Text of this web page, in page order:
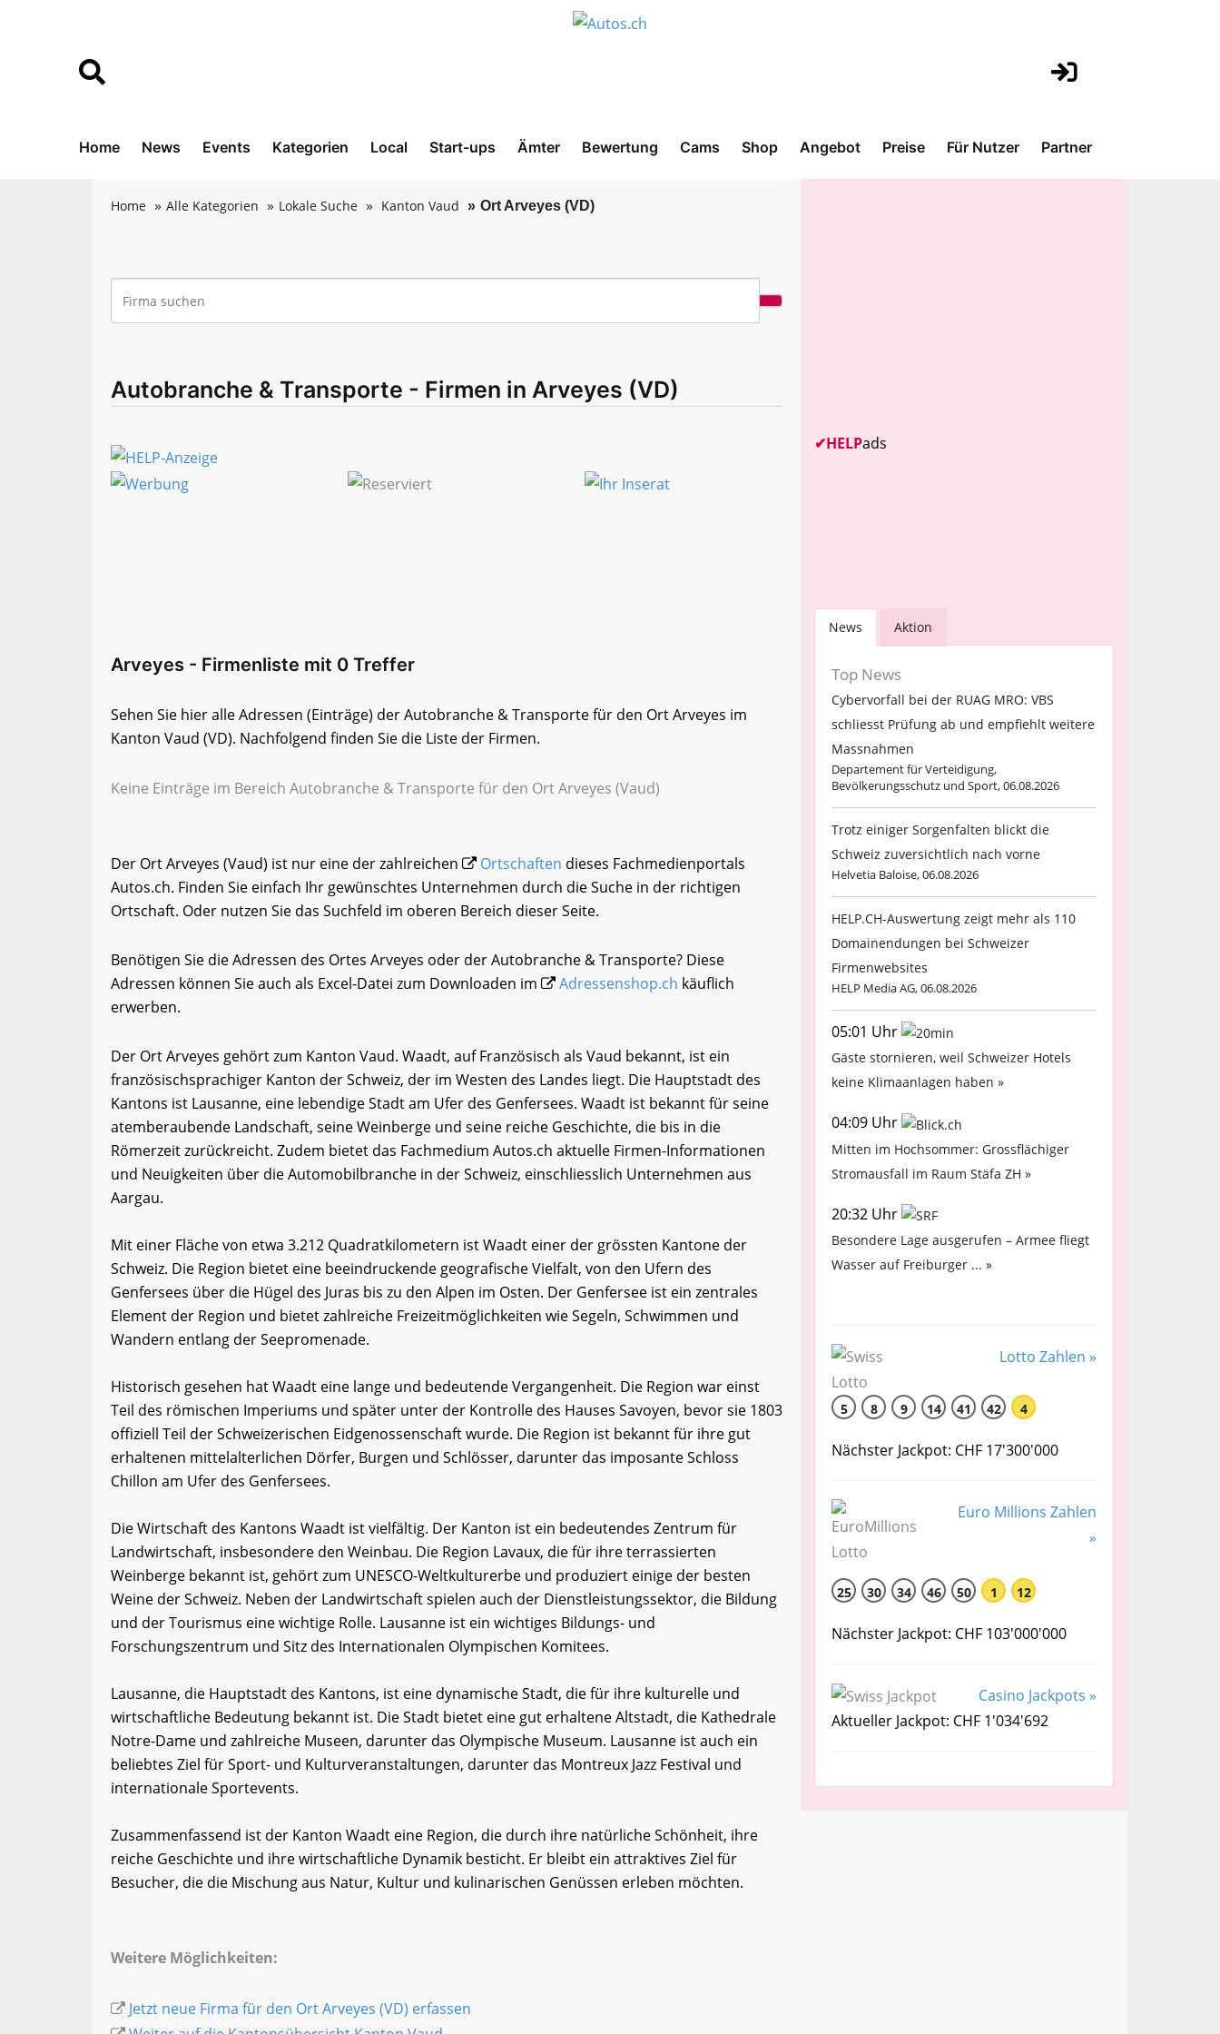
Home News Events Kategorien Local Start-ups Ämter Bewertung Cams Shop Angebot Preise Für Nutzer Partner
Home Alle Kategorien Lokale Suche Kanton Vaud Ort Arveyes (VD)
Autobranche & Transporte - Firmen in Arveyes (VD)
Arveyes - Firmenliste mit 0 Treffer
Sehen Sie hier alle Adressen (Einträge) der Autobranche & Transporte für den Ort Arveyes im
Kanton Vaud (VD). Nachfolgend finden Sie die Liste der Firmen.
Keine Einträge im Bereich Autobranche & Transporte für den Ort Arveyes (Vaud)
Der Ort Arveyes (Vaud) ist nur eine der zahlreichen Ortschaften dieses Fachmedienportals
Autos.ch. Finden Sie einfach Ihr gewünschtes Unternehmen durch die Suche in der richtigen
Ortschaft. Oder nutzen Sie das Suchfeld im oberen Bereich dieser Seite.
Benötigen Sie die Adressen des Ortes Arveyes oder der Autobranche & Transporte? Diese
Adressen können Sie auch als Excel-Datei zum Downloaden im
Adressenshop.ch käuflich
erwerben.
Der Ort Arveyes gehört zum Kanton Vaud. Waadt, auf Französisch als Vaud bekannt, ist ein
französischsprachiger Kanton der Schweiz, der im Westen des Landes liegt. Die Hauptstadt des
Kantons ist Lausanne, eine lebendige Stadt am Ufer des Genfersees. Waadt ist bekannt für seine
atemberaubende Landschaft, seine Weinberge und seine reiche Geschichte, die bis in die
Römerzeit zurückreicht. Zudem bietet das Fachmedium Autos.ch aktuelle Firmen-Informationen
und Neuigkeiten über die Automobilbranche in der Schweiz, einschliesslich Unternehmen aus
Aargau.
Mit einer Fläche von etwa 3.212 Quadratkilometern ist Waadt einer der grössten Kantone der
Schweiz. Die Region bietet eine beeindruckende geografische Vielfalt, von den Ufern des
Genfersees über die Hügel des Juras bis zu den Alpen im Osten. Der Genfersee ist ein zentrales
Element der Region und bietet zahlreiche Freizeitmöglichkeiten wie Segeln, Schwimmen und
Wandern entlang der Seepromenade.
Historisch gesehen hat Waadt eine lange und bedeutende Vergangenheit. Die Region war einst
Teil des römischen Imperiums und später unter der Kontrolle des Hauses Savoyen, bevor sie 1803
offiziell Teil der Schweizerischen Eidgenossenschaft wurde. Die Region ist bekannt für ihre gut
erhaltenen mittelalterlichen Dörfer, Burgen und Schlösser, darunter das imposante Schloss
Chillon am Ufer des Genfersees.
Die Wirtschaft des Kantons Waadt ist vielfältig. Der Kanton ist ein bedeutendes Zentrum für
Landwirtschaft, insbesondere den Weinbau. Die Region Lavaux, die für ihre terrassierten
Weinberge bekannt ist, gehört zum UNESCO-Weltkulturerbe und produziert einige der besten
Weine der Schweiz. Neben der Landwirtschaft spielen auch der Dienstleistungssektor, die Bildung
und der Tourismus eine wichtige Rolle. Lausanne ist ein wichtiges Bildungs- und
Forschungszentrum und Sitz des Internationalen Olympischen Komitees.
Lausanne, die Hauptstadt des Kantons, ist eine dynamische Stadt, die für ihre kulturelle und
wirtschaftliche Bedeutung bekannt ist. Die Stadt bietet eine gut erhaltene Altstadt, die Kathedrale
Notre-Dame und zahlreiche Museen, darunter das Olympische Museum. Lausanne ist auch ein
beliebtes Ziel für Sport- und Kulturveranstaltungen, darunter das Montreux Jazz Festival und
internationale Sportevents.
Zusammenfassend ist der Kanton Waadt eine Region, die durch ihre natürliche Schönheit, ihre
reiche Geschichte und ihre wirtschaftliche Dynamik besticht. Er bleibt ein attraktives Ziel für
Besucher, die die Mischung aus Natur, Kultur und kulinarischen Genüssen erleben möchten.
Weitere Möglichkeiten:
Jetzt neue Firma für den Ort Arveyes (VD) erfassen
✔HELPads
News Aktion
Top News
Cybervorfall bei der RUAG MRO: VBS
schliesst Prüfung ab und empfiehlt weitere
Massnahmen
Departement für Verteidigung,
Bevölkerungsschutz und Sport, 06.08.2026
Trotz einiger Sorgenfalten blickt die
Schweiz zuversichtlich nach vorne
Helvetia Baloise, 06.08.2026
HELP.CH-Auswertung zeigt mehr als 110
Domainendungen bei Schweizer
Firmenwebsites
HELP Media AG, 06.08.2026
05:01 Uhr
Gäste stornieren, weil Schweizer Hotels
keine Klimaanlagen haben »
04:09 Uhr
Mitten im Hochsommer: Grossflächiger
Stromausfall im Raum Stäfa ZH »
20:32 Uhr
Besondere Lage ausgerufen – Armee fliegt
Wasser auf Freiburger ... »
Lotto Zahlen »
5 8 9 14 41 42 4
Nächster Jackpot: CHF 17'300'000
Euro Millions Zahlen
»
25 30 34 46 50 1 12
Nächster Jackpot: CHF 103'000'000
Casino Jackpots »
Aktueller Jackpot: CHF 1'034'692